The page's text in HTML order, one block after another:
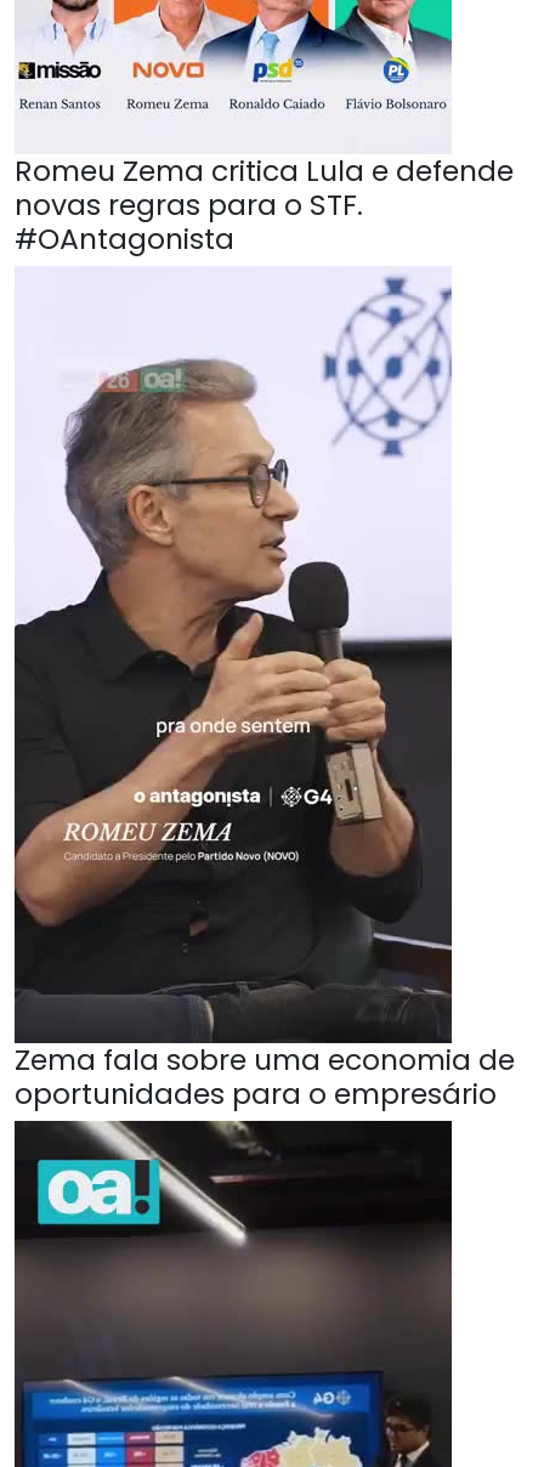
Romeu Zema critica Lula e defende
novas regras para o STF.
#OAntagonista
Zema fala sobre uma economia de
oportunidades para o empresário